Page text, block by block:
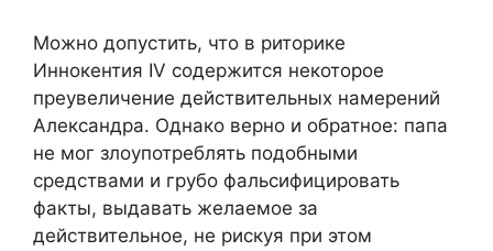
Можно допустить, что в риторике
Иннокентия IV содержится некоторое
преувеличение действительных намерений
Александра. Однако верно и обратное: папа
не мог злоупотреблять подобными
средствами и грубо фальсифицировать
факты, выдавать желаемое за
действительное, не рискуя при этом